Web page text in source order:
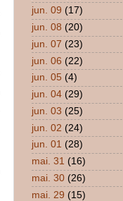
jun. 09 (17)
jun. 08 (20)
jun. 07 (23)
jun. 06 (22)
jun. 05 (4)
jun. 04 (29)
jun. 03 (25)
jun. 02 (24)
jun. 01 (28)
mai. 31 (16)
mai. 30 (26)
mai. 29 (15)